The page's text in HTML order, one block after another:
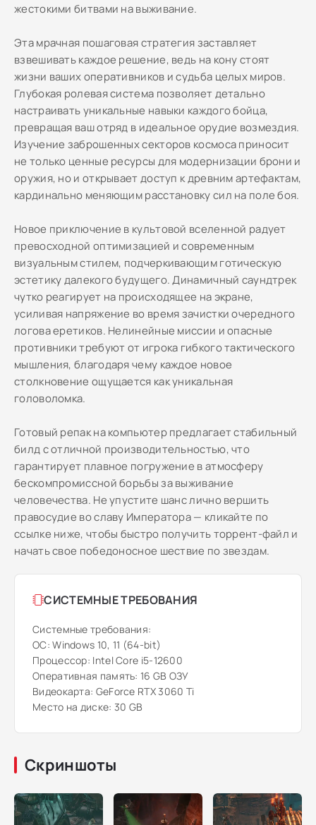
жестокими битвами на выживание.
Эта мрачная пошаговая стратегия заставляет
взвешивать каждое решение, ведь на кону стоят
жизни ваших оперативников и судьба целых миров.
Глубокая ролевая система позволяет детально
настраивать уникальные навыки каждого бойца,
превращая ваш отряд в идеальное орудие возмездия.
Изучение заброшенных секторов космоса приносит
не только ценные ресурсы для модернизации брони и
оружия, но и открывает доступ к древним артефактам,
кардинально меняющим расстановку сил на поле боя.
Новое приключение в культовой вселенной радует
превосходной оптимизацией и современным
визуальным стилем, подчеркивающим готическую
эстетику далекого будущего. Динамичный саундтрек
чутко реагирует на происходящее на экране,
усиливая напряжение во время зачистки очередного
логова еретиков. Нелинейные миссии и опасные
противники требуют от игрока гибкого тактического
мышления, благодаря чему каждое новое
столкновение ощущается как уникальная
головоломка.
Готовый репак на компьютер предлагает стабильный
билд с отличной производительностью, что
гарантирует плавное погружение в атмосферу
бескомпромиссной борьбы за выживание
человечества. Не упустите шанс лично вершить
правосудие во славу Императора — кликайте по
ссылке ниже, чтобы быстро получить торрент-файл и
начать свое победоносное шествие по звездам.
СИСТЕМНЫЕ ТРЕБОВАНИЯ
Системные требования:
ОС: Windows 10, 11 (64-bit)
Процессор: Intel Core i5-12600
Оперативная память: 16 GB ОЗУ
Видеокарта: GeForce RTX 3060 Ti
Место на диске: 30 GB
Скриншоты